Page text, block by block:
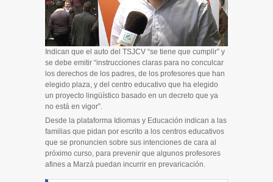
Indican que el auto del TSJCV “se tiene que cumplir” y
se debe emitir “instrucciones claras para no conculcar
los derechos de los padres, de los profesores que han
elegido plaza, y del centro educativo que ha elegido
un proyecto lingüístico basado en un decreto que ya
no está en vigor”.
Desde la plataforma Idiomas y Educación indican a las
familias que pidan por escrito a los centros educativos
que se pronuncien sobre sus intenciones de cara al
próximo curso, para prevenir que algunos profesores
afines a Marzà puedan incurrir en prevaricación.